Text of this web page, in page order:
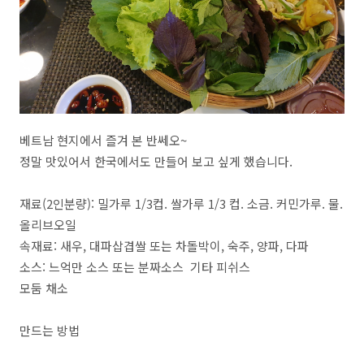
베트남 현지에서 즐겨 본 반쎄오~
정말 맛있어서 한국에서도 만들어 보고 싶게 했습니다.
재료(2인분량): 밀가루 1/3컵. 쌀가루 1/3 컵. 소금. 커민가루. 물.
올리브오일
속재료: 새우, 대파삽겹쌀 또는 차돌박이, 숙주, 양파, 다파
소스: 느억만 소스 또는 분짜소스 기타 피쉬스
모둠 채소
만드는 방법